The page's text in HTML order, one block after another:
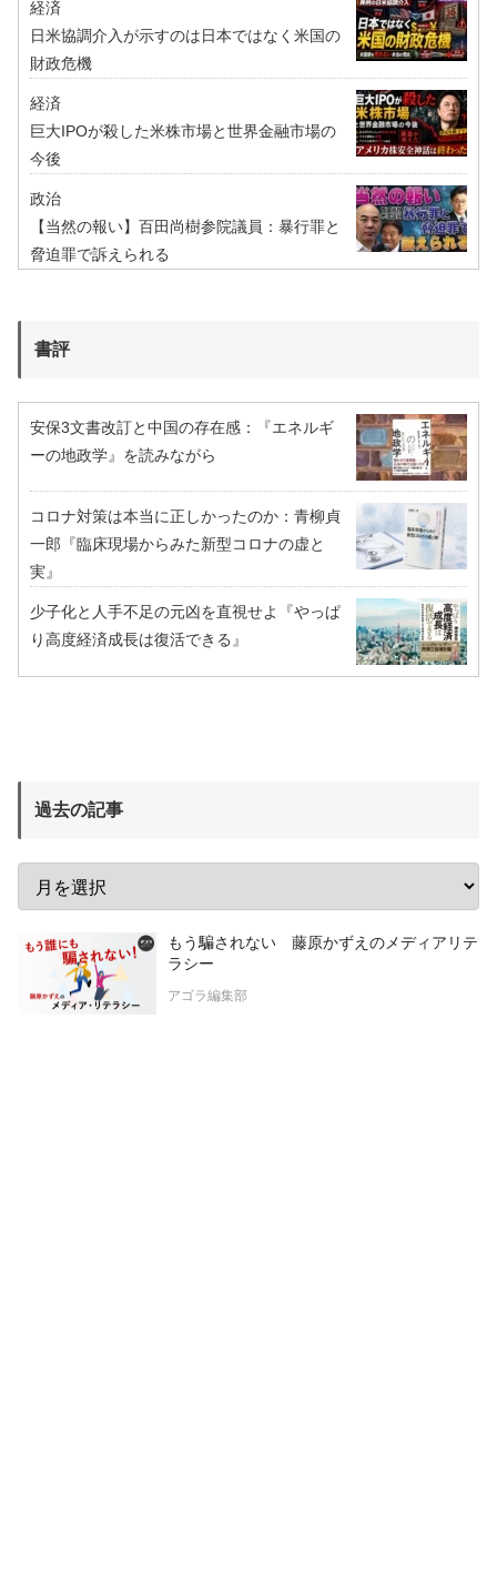
経済
日米協調介入が示すのは日本ではなく米国の
財政危機
経済
巨大IPOが殺した米株市場と世界金融市場の
今後
政治
【当然の報い】百田尚樹参院議員：暴行罪と
脅迫罪で訴えられる
書評
安保3文書改訂と中国の存在感：『エネルギ
ーの地政学』を読みながら
コロナ対策は本当に正しかったのか：青柳貞
一郎『臨床現場からみた新型コロナの虚と
実』
少子化と人手不足の元凶を直視せよ『やっぱ
り高度経済成長は復活できる』
過去の記事
もう騙されない 藤原かずえのメディアリテ
ラシー
アゴラ編集部